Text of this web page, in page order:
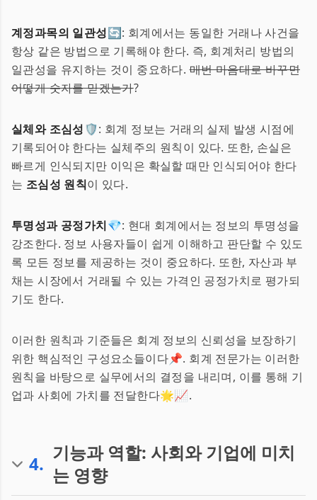
계정과목의 일관성🔄: 회계에서는 동일한 거래나 사건을
항상 같은 방법으로 기록해야 한다. 즉, 회계처리 방법의
일관성을 유지하는 것이 중요하다.매번 마음대로 바꾸면
어떻게 숫자를 믿겠는가?
실체와 조심성🛡️: 회계 정보는 거래의 실제 발생 시점에
기록되어야 한다는 실체주의 원칙이 있다. 또한, 손실은
빠르게 인식되지만 이익은 확실할 때만 인식되어야 한다
는 조심성 원칙이 있다.
투명성과 공정가치💎: 현대 회계에서는 정보의 투명성을
강조한다. 정보 사용자들이 쉽게 이해하고 판단할 수 있도
록 모든 정보를 제공하는 것이 중요하다. 또한, 자산과 부
채는 시장에서 거래될 수 있는 가격인 공정가치로 평가되
기도 한다.
이러한 원칙과 기준들은 회계 정보의 신뢰성을 보장하기
위한 핵심적인 구성요소들이다📌. 회계 전문가는 이러한
원칙을 바탕으로 실무에서의 결정을 내리며, 이를 통해 기
업과 사회에 가치를 전달한다🌟📈.
4. 기능과 역할: 사회와 기업에 미치
는 영향